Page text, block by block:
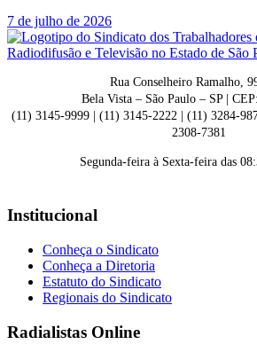
7 de julho de 2026
Rua Conselheiro Ramalho,
Bela Vista – São Paulo – SP |
(11) 3145-9999 | (11) 3145-2222 | (11) 3284-
2308-7381
Segunda-feira à Sexta-feira das
Institucional
Conheça o Sindicato
Conheça a Diretoria
Estatuto do Sindicato
Regionais do Sindicato
Radialistas Online